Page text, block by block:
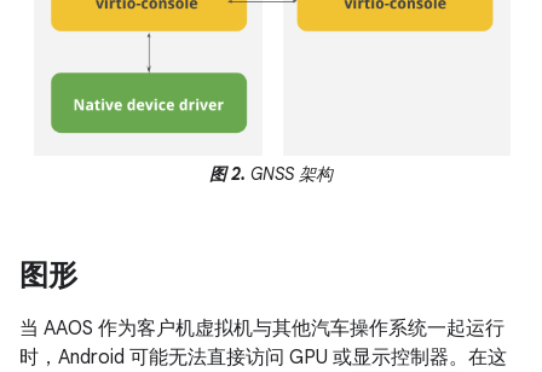
图 2. GNSS 架构
图形
当 AAOS 作为客户机虚拟机与其他汽车操作系统一起运行
时，Android 可能无法直接访问 GPU 或显示控制器。在这